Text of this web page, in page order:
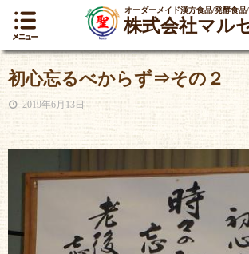
オーダーメイド漢方食品/発酵食品
株式会社マル
初心忘るべからず⇒その２
2019年6月13日